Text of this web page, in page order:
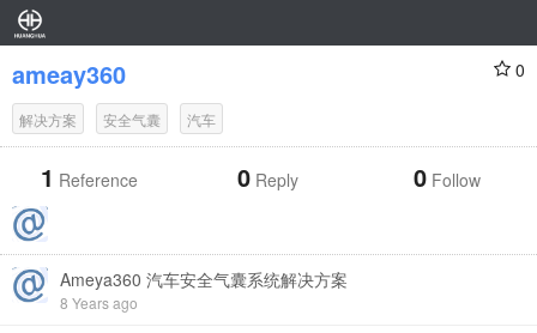
ameay360 0
解决方案 安全气囊 汽车
1 Reference 0 Reply 0 Follow
Ameya360 汽车安全气囊系统解决方案
8 Years ago